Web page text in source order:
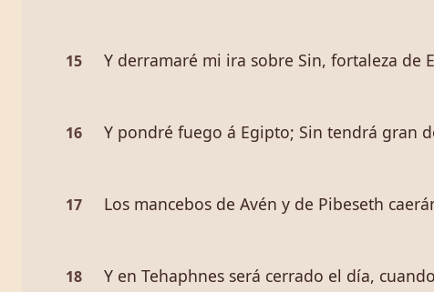
15 Y derramaré mi ira sobre Sin, fortaleza de
16 Y pondré fuego á Egipto; Sin tendrá gran
17 Los mancebos de Avén y de Pibeseth
18
Y en Tehaphnes será cerrado el día,